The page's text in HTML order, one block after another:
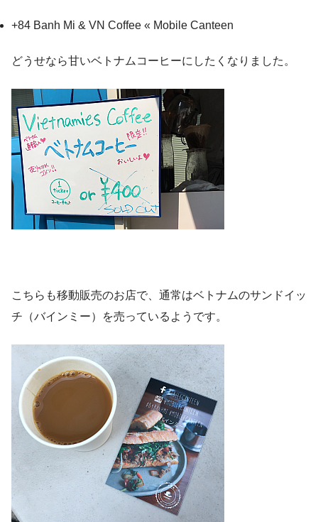
+84 Banh Mi & VN Coffee « Mobile Canteen
どうせなら甘いベトナムコーヒーにしたくなりました。
こちらも移動販売のお店で、通常はベトナムのサンドイッ
チ（バインミー）を売っているようです。